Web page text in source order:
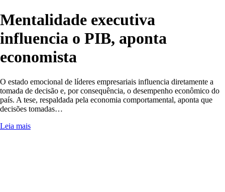
Mentalidade executiva
influencia o PIB, aponta
economista
O estado emocional de líderes empresariais influencia diretamente a
tomada de decisão e, por consequência, o desempenho econômico do
país. A tese, respaldada pela economia comportamental, aponta que
decisões tomadas…
Leia mais